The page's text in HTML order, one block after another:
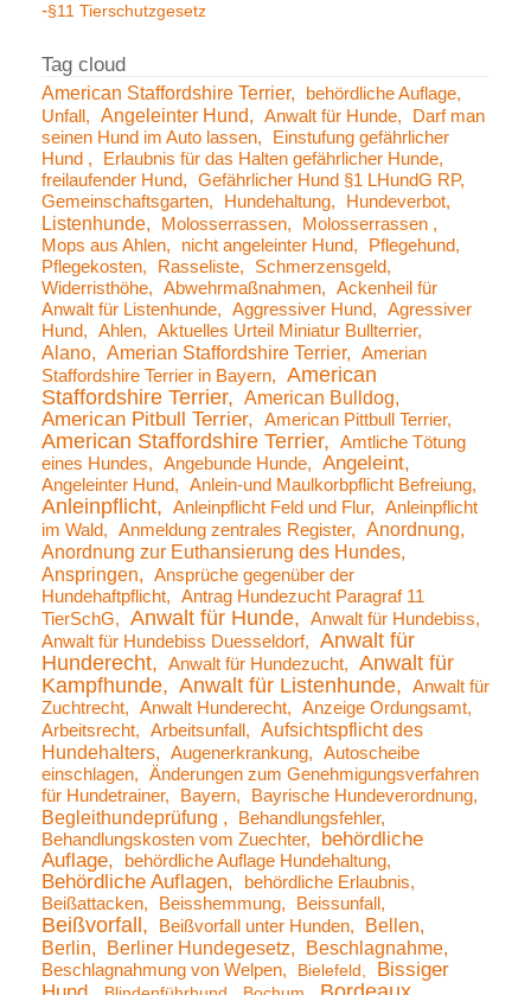
§11 Tierschutzgesetz
American Staffordshire Terrier
behördliche Auflage
Unfall
Angeleinter Hund Anwalt für Hunde
Darf man
seinen Hund im Auto lassen
Einstufung gefährlicher
Hund
Erlaubnis für das Halten gefährlicher Hunde
freilaufender Hund
Gefährlicher Hund §1 LHundG RP
Gemeinschaftsgarten
Hundehaltung Hundeverbot
Listenhunde Molosserrassen
Molosserrassen
Mops aus Ahlen
nicht angeleinter Hund
Pflegehund
Pflegekosten
Rasseliste
Schmerzensgeld
Widerristhöhe
Abwehrmaßnahmen
Ackenheil für
Anwalt für Listenhunde
Aggressiver Hund
Agressiver
Hund
Ahlen Aktuelles Urteil Miniatur Bullterrier
Alano Amerian Staffordshire Terrier
Amerian
Staffordshire Terrier in Bayern
American
Staffordshire Terrier
American Bulldog
American Pitbull Terrier American Pittbull Terrier
American Staffordshire Terrier
Amtliche Tötung
eines Hundes
Angebunde Hunde Angeleint
Angeleinter Hund Anlein-und Maulkorbpflicht Befreiung
Anleinpflicht Anleinpflicht Feld und Flur
Anleinpflicht
im Wald
Anmeldung zentrales Register
Anordnung
Anordnung zur Euthansierung des Hundes
Anspringen
Ansprüche gegenüber der
Hundehaftpflicht
Antrag Hundezucht Paragraf 11
TierSchG
Anwalt für Hunde
Anwalt für Hundebiss
Anwalt für Hundebiss Duesseldorf
Anwalt für
Hunderecht
Anwalt für Hundezucht
Anwalt für
Kampfhunde
Anwalt für Listenhunde
Anwalt für
Zuchtrecht
Anwalt Hunderecht
Anzeige Ordungsamt
Arbeitsrecht
Arbeitsunfall
Aufsichtspflicht des
Hundehalters
Augenerkrankung
Autoscheibe
einschlagen
Änderungen zum Genehmigungsverfahren
für Hundetrainer
Bayern Bayrische Hundeverordnung
Begleithundeprüfung
Behandlungsfehler
Behandlungskosten vom Zuechter
behördliche
Auflage
behördliche Auflage Hundehaltung
Behördliche Auflagen
behördliche Erlaubnis
Beißattacken
Beisshemmung Beissunfall
Beißvorfall Beißvorfall unter Hunden
Bellen
Berlin
Berliner Hundegesetz Beschlagnahme
Beschlagnahmung von Welpen Bielefeld
Bissiger